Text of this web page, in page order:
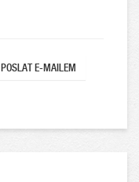
POSLAT E-MAILEM